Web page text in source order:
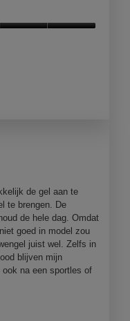
de gel aan te
te brengen. De
de hele dag. Omdat
goed in model zou
juist wel. Zelfs in
blijven mijn
ook na een sportles of